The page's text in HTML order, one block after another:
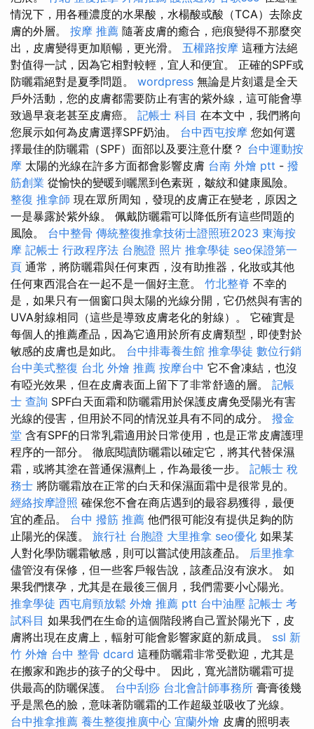
情況下，用各種濃度的水果酸，水楊酸或酸（TCA）去除皮
膚的外層。 按摩 推薦 隨著皮膚的癒合，疤痕變得不那麼突
出，皮膚變得更加順暢，更光滑。 五權路按摩 這種方法絕
對值得一試，因為它相對較輕，宜人和便宜。 正確的SPF或
防曬霜絕對是夏季問題。 wordpress 無論是片刻還是全天
戶外活動，您的皮膚都需要防止有害的紫外線，這可能會導
致過早衰老甚至皮膚癌。 記帳士 科目 在本文中，我們將向
您展示如何為皮膚選擇SPF奶油。 台中西屯按摩 您如何選
擇最佳的防曬霜（SPF）面部以及要注意什麼？ 台中運動按
摩 太陽的光線在許多方面都會影響皮膚 台南 外燴 ptt - 撥
筋創業 從愉快的變暖到曬黑到色素斑，皺紋和健康風險。
整復 推拿師 現在眾所周知，發現的皮膚正在變老，原因之
一是暴露於紫外線。 佩戴防曬霜可以降低所有這些問題的
風險。 台中整骨 傳統整復推拿技術士證照班2023 東海按
摩 記帳士 行政程序法 台胞證 照片 推拿學徒 seo保證第一
頁 通常，將防曬霜與任何東西，沒有助推器，化妝或其他
任何東西混合在一起不是一個好主意。 竹北整脊 不幸的
是，如果只有一個窗口與太陽的光線分開，它仍然與有害的
UVA射線相同（這些是導致皮膚老化的射線）。 它確實是
每個人的推薦產品，因為它適用於所有皮膚類型，即使對於
敏感的皮膚也是如此。 台中排毒養生館 推拿學徒 數位行銷
台中美式整復 台北 外燴 推薦 按摩台中 它不會凍結，也沒
有啞光效果，但在皮膚表面上留下了非常舒適的層。 記帳
士 查詢 SPF白天面霜和防曬霜用於保護皮膚免受陽光有害
光線的侵害，但用於不同的情況並具有不同的成分。 撥金
堂 含有SPF的日常乳霜適用於日常使用，也是正常皮膚護理
程序的一部分。 徹底閱讀防曬霜以確定它，將其代替保濕
霜，或將其塗在普通保濕劑上，作為最後一步。 記帳士 稅
務士 將防曬霜放在正常的白天和保濕面霜中是很常見的。
經絡按摩證照 確保您不會在商店遇到的最容易獲得，最便
宜的產品。 台中 撥筋 推薦 他們很可能沒有提供足夠的防
止陽光的保護。 旅行社 台胞證 大里推拿 seo優化 如果某
人對化學防曬霜敏感，則可以嘗試使用該產品。 后里推拿
儘管沒有保修，但一些客戶報告說，該產品沒有淚水。 如
果我們懷孕，尤其是在最後三個月，我們需要小心陽光。
推拿學徒 西屯肩頸放鬆 外燴 推薦 ptt 台中油壓 記帳士 考
試科目 如果我們在生命的這個階段將自己置於陽光下，皮
膚將出現在皮膚上，輻射可能會影響家庭的新成員。 ssl 新
竹 外燴 台中 整骨 dcard 這種防曬霜非常受歡迎，尤其是
在搬家和跑步的孩子的父母中。 因此，寬光譜防曬霜可提
供最高的防曬保護。 台中刮痧 台北會計師事務所 膏膏後幾
乎是黑色的臉，意味著防曬霜的工作超級並吸收了光線。
台中推拿推薦 養生整復推廣中心 宜蘭外燴 皮膚的照明表